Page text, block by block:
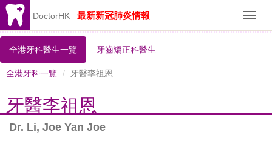
DoctorHK 最新新冠肺炎情報
全港牙科醫生一覽 牙齒矯正科醫生
全港牙科一覽 牙醫李祖恩
牙醫李祖恩
Dr. Li, Joe Yan Joe